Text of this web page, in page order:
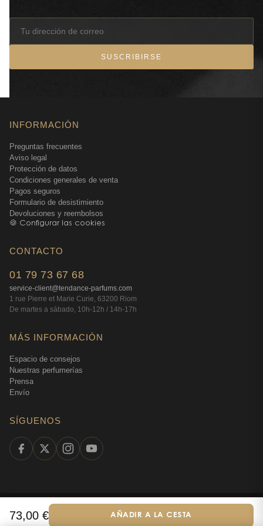
73,00 € AÑADIR A LA CESTA
SUSCRIBIRSE
INFORMACIÓN
Preguntas frecuentes
Aviso legal
Protección de datos
Condiciones generales de venta
Pagos seguros
Formulario de desistimiento
Devoluciones y reembolsos
🍪 Configurar las cookies
CONTACTO
01 79 73 67 68
service-client@tendance-parfums.com
1 rue Pierre et Marie Curie, 63200 Riom
De martes a sábado, 10h-12h / 14h-17h
MÁS INFORMACIÓN
Espacio de consejos
Nuestras perfumerías
Prensa
Envío
SÍGUENOS
reservados
Perfumería en línea desde 2009 ·